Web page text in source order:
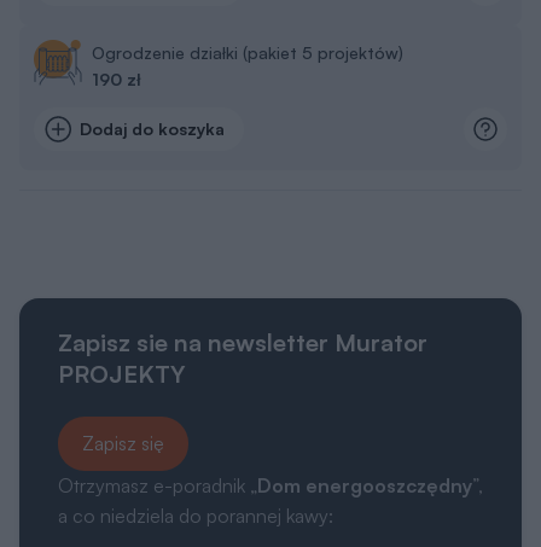
Ogrodzenie działki (pakiet 5 projektów)
190 zł
Dodaj do koszyka
Zapisz sie na newsletter Murator
PROJEKTY
Zapisz się
Otrzymasz e-poradnik „Dom energooszczędny”,
a co niedziela do porannej kawy: